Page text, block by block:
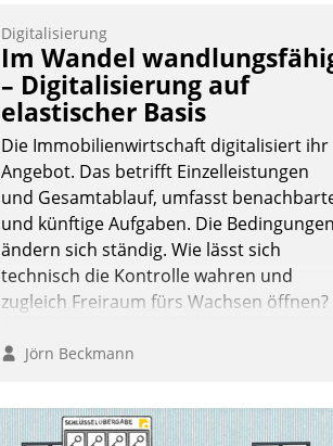
Digitalisierung
Im Wandel
– Digitalisierung auf
elastischer Basis
Die Immobilienwirtschaft digitalisiert ihr
Angebot. Das betrifft Einzelleistungen
und Gesamtablauf, umfasst
und künftige Aufgaben. Die Bedingungen
ändern sich ständig. Wie lässt sich
technisch die Kontrolle wahren und
zugleich Freiraum fürs Wachsen öffnen?
Jörn Beckmann